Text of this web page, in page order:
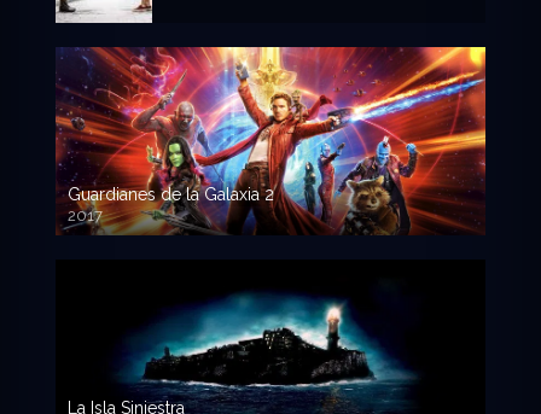
Guardianes de la Galaxia 2
2017
720p HD
La Isla Siniestra